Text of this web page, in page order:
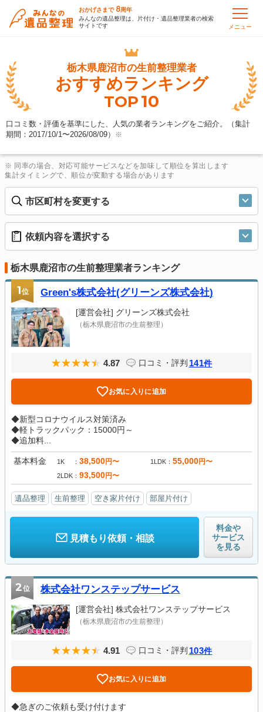
おかげさまで 8周年
みんなの遺品整理は、片付け・遺品整理業者の検索
サイトです
メニュー
栃木県鹿沼市の生前整理業者
おすすめランキング
TOP10
口コミ数・評価を基準にした、人気の業者ランキングをご紹介。（集計
期間：2017/10/1〜2026/08/09） ※
※ 同率の場合、対応可能サービスなどを加味して順位を算出します
集計タイミングで、順位が変動する場合があります
市区町村を変更する
依頼内容を選択する
栃木県鹿沼市の生前整理業者ランキング
1位 Green's株式会社(グリーンズ株式会社)
[運営会社] グリーンズ株式会社
（栃木県鹿沼市の生前整理）
4.87 口コミ・評判 141件
お気に入りに追加
◆新型コロナウイルス対策済み
◆軽トラックパック：15000円～
◆追加料...
基本料金 1K 38,500円〜 1LDK 55,000円〜
2LDK 93,500円〜
遺品整理 生前整理 空き家片付け 部屋片付け
見積もり依頼・相談
料金や
サービス
を見る
2位 株式会社ワンステップサービス
[運営会社] 株式会社ワンステップサービス
（栃木県鹿沼市の生前整理）
4.91 口コミ・評判 103件
お気に入りに追加
◆急ぎのご依頼も受け付けます